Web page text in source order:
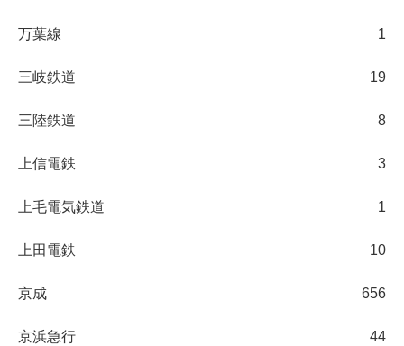
万葉線 1
三岐鉄道 19
三陸鉄道 8
上信電鉄 3
上毛電気鉄道 1
上田電鉄 10
京成 656
京浜急行 44